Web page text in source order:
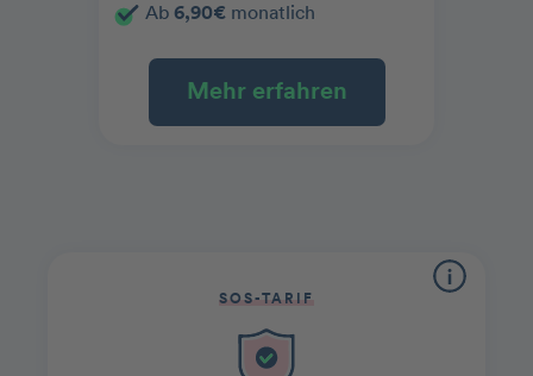
Ab 6,90€ monatlich
Mehr erfahren
SOS-TARIF